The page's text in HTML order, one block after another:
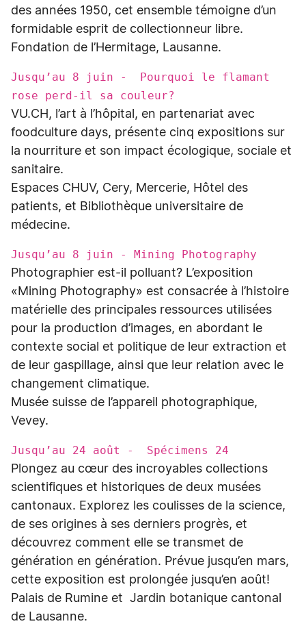
des années 1950, cet ensemble témoigne d’un
formidable esprit de collectionneur libre.
Fondation de l’Hermitage, Lausanne.
Jusqu’au 8 juin - Pourquoi le flamant
rose perd-il sa couleur?
VU.CH, l’art à l’hôpital, en partenariat avec
foodculture days, présente cinq expositions sur
la nourriture et son impact écologique, sociale et
sanitaire.
Espaces CHUV, Cery, Mercerie, Hôtel des
patients, et Bibliothèque universitaire de
médecine.
Jusqu’au 8 juin - Mining Photography
Photographier est-il polluant? L’exposition
«Mining Photography» est consacrée à l’histoire
matérielle des principales ressources utilisées
pour la production d’images, en abordant le
contexte social et politique de leur extraction et
de leur gaspillage, ainsi que leur relation avec le
changement climatique.
Musée suisse de l’appareil photographique,
Vevey.
Jusqu’au 24 août - Spécimens 24
Plongez au cœur des incroyables collections
scientifiques et historiques de deux musées
cantonaux. Explorez les coulisses de la science,
de ses origines à ses derniers progrès, et
découvrez comment elle se transmet de
génération en génération. Prévue jusqu’en mars,
cette exposition est prolongée jusqu’en août!
Palais de Rumine et Jardin botanique cantonal
de Lausanne.